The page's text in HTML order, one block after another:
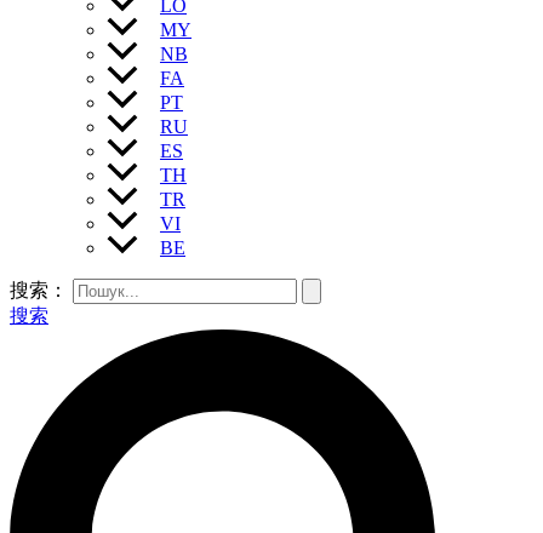
LO
MY
NB
FA
PT
RU
ES
TH
TR
VI
BE
搜索：
搜索